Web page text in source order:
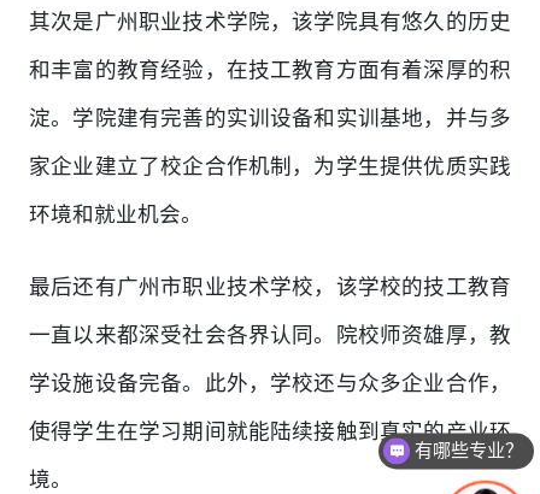
其次是广州职业技术学院，该学院具有悠久的历史
和丰富的教育经验，在技工教育方面有着深厚的积
淀。学院建有完善的实训设备和实训基地，并与多
家企业建立了校企合作机制，为学生提供优质实践
环境和就业机会。
最后还有广州市职业技术学校，该学校的技工教育
一直以来都深受社会各界认同。院校师资雄厚，教
学设施设备完备。此外，学校还与众多企业合作，
使得学生在学习期间就能陆续接触到真实的产业环
境。
有哪些专业？